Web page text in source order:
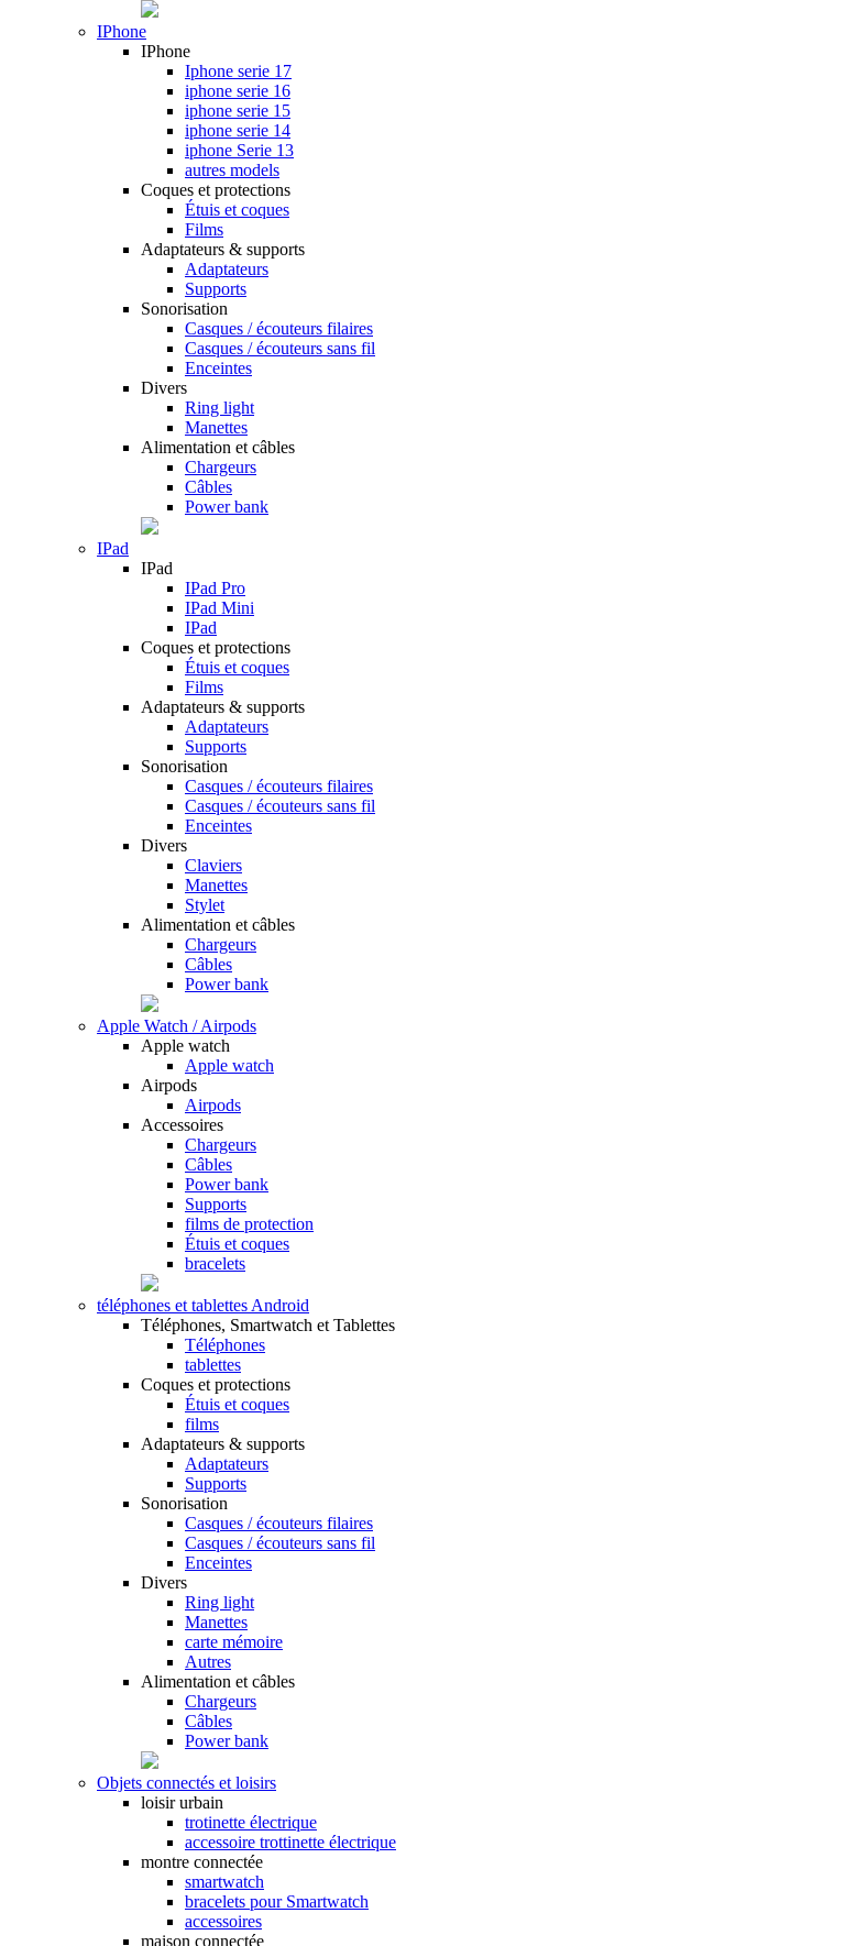
IPhone
IPhone
Iphone serie 17
iphone serie 16
iphone serie 15
iphone serie 14
iphone Serie 13
autres models
Coques et protections
Étuis et coques
Films
Adaptateurs & supports
Adaptateurs
Supports
Sonorisation
Casques / écouteurs filaires
Casques / écouteurs sans fil
Enceintes
Divers
Ring light
Manettes
Alimentation et câbles
Chargeurs
Câbles
Power bank
IPad
IPad
IPad Pro
IPad Mini
IPad
Coques et protections
Étuis et coques
Films
Adaptateurs & supports
Adaptateurs
Supports
Sonorisation
Casques / écouteurs filaires
Casques / écouteurs sans fil
Enceintes
Divers
Claviers
Manettes
Stylet
Alimentation et câbles
Chargeurs
Câbles
Power bank
Apple Watch / Airpods
Apple watch
Apple watch
Airpods
Airpods
Accessoires
Chargeurs
Câbles
Power bank
Supports
films de protection
Étuis et coques
bracelets
téléphones et tablettes Android
Téléphones, Smartwatch et Tablettes
Téléphones
tablettes
Coques et protections
Étuis et coques
films
Adaptateurs & supports
Adaptateurs
Supports
Sonorisation
Casques / écouteurs filaires
Casques / écouteurs sans fil
Enceintes
Divers
Ring light
Manettes
carte mémoire
Autres
Alimentation et câbles
Chargeurs
Câbles
Power bank
Objets connectés et loisirs
loisir urbain
trotinette électrique
accessoire trottinette électrique
montre connectée
smartwatch
bracelets pour Smartwatch
accessoires
maison connectée